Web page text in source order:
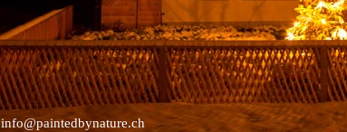
info@paintedbynature.ch